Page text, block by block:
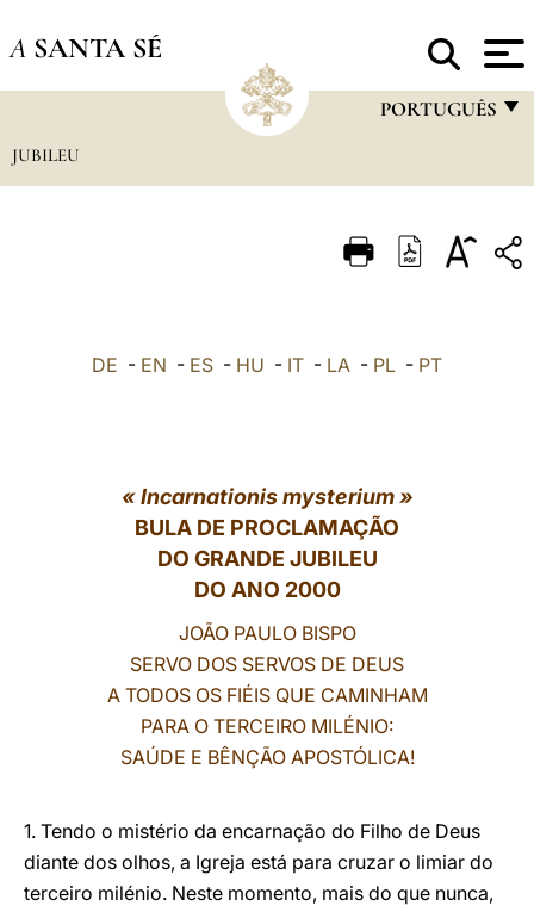
A SANTA SÉ
PORTUGUÊS
ITALIANO
中文
JUBILEU
DE - EN - ES - HU - IT - LA - PL - PT
« Incarnationis mysterium »
BULA DE PROCLAMAÇÃO
DO GRANDE JUBILEU
DO ANO 2000
JOÃO PAULO BISPO
SERVO DOS SERVOS DE DEUS
A TODOS OS FIÉIS QUE CAMINHAM
PARA O TERCEIRO MILÉNIO:
SAÚDE E BÊNÇÃO APOSTÓLICA!
1. Tendo o mistério da encarnação do Filho de Deus
diante dos olhos, a Igreja está para cruzar o limiar do
terceiro milénio. Neste momento, mais do que nunca,